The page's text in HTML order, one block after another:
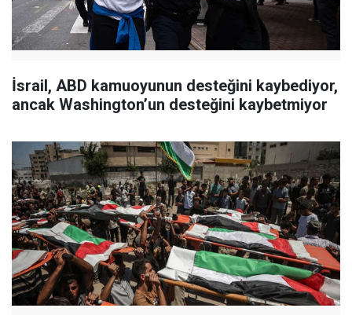
İsrail, ABD kamuoyunun desteğini kaybediyor,
ancak Washington’un desteğini kaybetmiyor